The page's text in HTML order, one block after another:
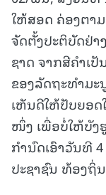
ໃຫ້ສອດ ຄ່ອງຕາ
ຈັດຕັ້ງປະຕິບັດຢ່າ
ຊາດ ຈາກສີຄຳເ
ຂອງລັດຖະທໍາມະ
ເຫັນດີໃຫ້ປັບຍອ
ໜຶ່ງ ເພື່ອບໍ່ໃຫ້ບັງ
ກຳນົດເອົາວັນທີ
ປະຊາຊົນ ທ້ອງຖິ່